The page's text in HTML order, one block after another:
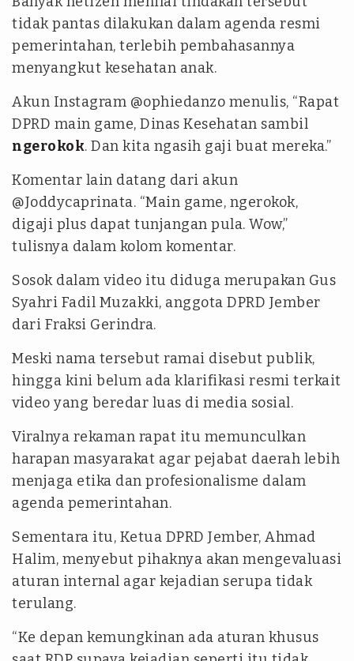
tidak pantas dilakukan dalam agenda resmi
pemerintahan, terlebih pembahasannya
menyangkut kesehatan anak.
Akun Instagram @ophiedanzo menulis, “Rapat
DPRD main game, Dinas Kesehatan sambil
ngerokok. Dan kita ngasih gaji buat mereka.”
Komentar lain datang dari akun
@Joddycaprinata. “Main game, ngerokok,
digaji plus dapat tunjangan pula. Wow,”
tulisnya dalam kolom komentar.
Sosok dalam video itu diduga merupakan Gus
Syahri Fadil Muzakki, anggota DPRD Jember
dari Fraksi Gerindra.
Meski nama tersebut ramai disebut publik,
hingga kini belum ada klarifikasi resmi terkait
video yang beredar luas di media sosial.
Viralnya rekaman rapat itu memunculkan
harapan masyarakat agar pejabat daerah lebih
menjaga etika dan profesionalisme dalam
agenda pemerintahan.
Sementara itu, Ketua DPRD Jember, Ahmad
Halim, menyebut pihaknya akan mengevaluasi
aturan internal agar kejadian serupa tidak
terulang.
“Ke depan kemungkinan ada aturan khusus